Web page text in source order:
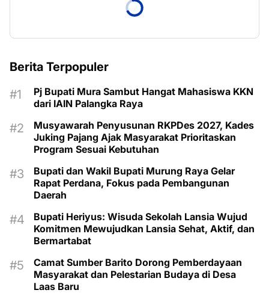
Berita Terpopuler
Pj Bupati Mura Sambut Hangat Mahasiswa KKN
dari IAIN Palangka Raya
Musyawarah Penyusunan RKPDes 2027, Kades
Juking Pajang Ajak Masyarakat Prioritaskan
Program Sesuai Kebutuhan
Bupati dan Wakil Bupati Murung Raya Gelar
Rapat Perdana, Fokus pada Pembangunan
Daerah
Bupati Heriyus: Wisuda Sekolah Lansia Wujud
Komitmen Mewujudkan Lansia Sehat, Aktif, dan
Bermartabat
Camat Sumber Barito Dorong Pemberdayaan
Masyarakat dan Pelestarian Budaya di Desa
Laas Baru